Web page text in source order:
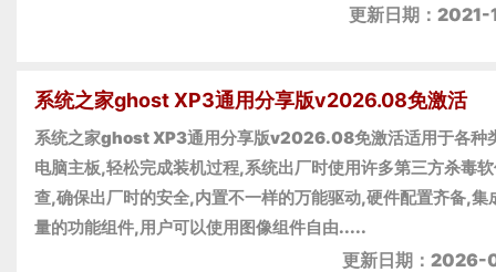
更新日期：
系统之家ghost XP3通用分享版v2026.08免激活
系统之家ghost XP3通用分享版v2026.08免激活适用于各种
电脑主板,轻松完成装机过程,系统出厂时使用许多第三方杀毒
查,确保出厂时的安全,内置不一样的万能驱动,硬件配置齐备,集
量的功能组件,用户可以使用图像组件自由.....
更新日期：